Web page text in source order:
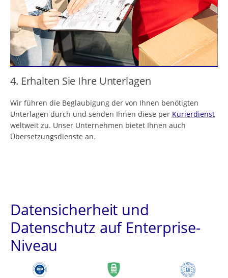
4. Erhalten Sie Ihre Unterlagen
Wir führen die Beglaubigung der von Ihnen benötigten
Unterlagen durch und senden Ihnen diese per Kurierdienst
weltweit zu. Unser Unternehmen bietet Ihnen auch
Übersetzungsdienste an.
Datensicherheit und
Datenschutz auf Enterprise-
Niveau